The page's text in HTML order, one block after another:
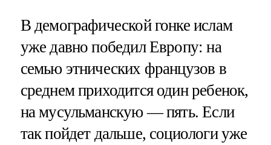
В демографической гонке ислам
уже давно победил Европу: на
семью этнических французов в
среднем приходится один ребенок,
на мусульманскую — пять. Если
так пойдет дальше, социологи уже